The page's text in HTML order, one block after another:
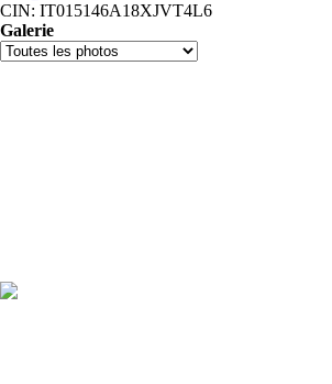
CIN: IT015146A18XJVT4L6
Galerie